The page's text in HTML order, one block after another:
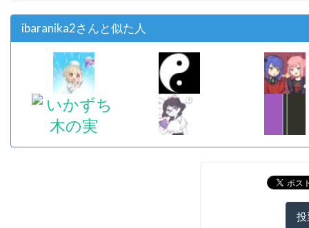
ibaranika2さんと似た人
投